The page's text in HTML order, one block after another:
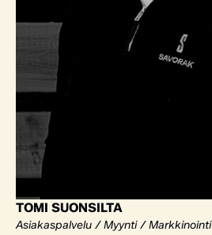
TOMI SUONSILTA
Asiakaspalvelu / Myynti / Markkinointi